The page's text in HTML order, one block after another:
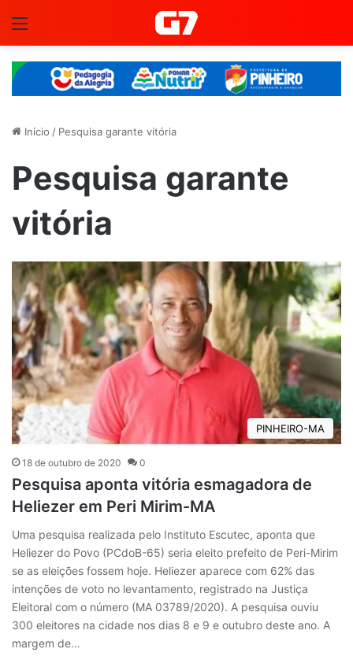
Início / Pesquisa garante vitória
Pesquisa garante
vitória
PINHEIRO-MA
18 de outubro de 2020 0
Pesquisa aponta vitória esmagadora de
Heliezer em Peri Mirim-MA
Uma pesquisa realizada pelo Instituto Escutec, aponta que
Heliezer do Povo (PCdoB-65) seria eleito prefeito de Peri-Mirim
se as eleições fossem hoje. Heliezer aparece com 62% das
intenções de voto no levantamento, registrado na Justiça
Eleitoral com o número (MA 03789/2020). A pesquisa ouviu
300 eleitores na cidade nos dias 8 e 9 e outubro deste ano. A
margem de…